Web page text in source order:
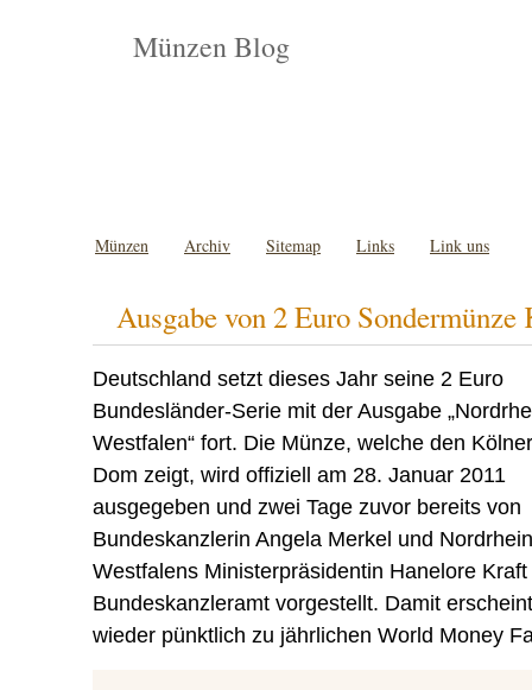
Münzen Blog
Münzen Archiv Sitemap Links Link uns
Ausgabe von 2 Euro
Deutschland setzt dieses Jahr seine 2 Euro
Bundesländer-Serie mit der Ausgabe
Westfalen“ fort. Die Münze, welche den Kölner
Dom zeigt, wird offiziell am 28. Januar 2011
ausgegeben und zwei Tage zuvor bereits von
Bundeskanzlerin Angela Merkel und
Westfalens Ministerpräsidentin Hanelore Kraft
Bundeskanzleramt vorgestellt. Damit
wieder pünktlich zu jährlichen World Money